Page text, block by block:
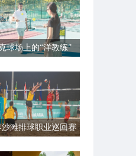
球场上的“洋教练”
沙滩排球职业巡回赛